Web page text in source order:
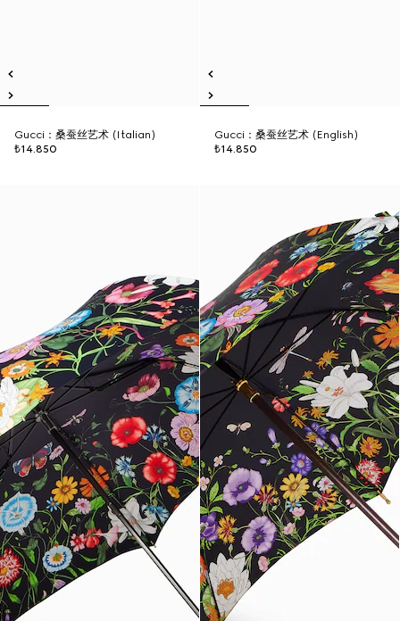
Gucci：桑蚕丝艺术 (Italian)
₺14.850
Gucci：桑蚕丝艺术 (English)
₺14.850